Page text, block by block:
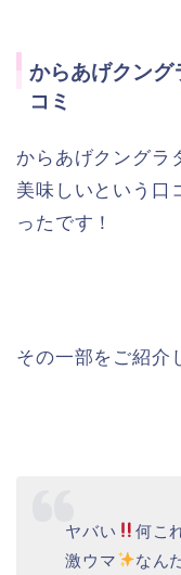
からあげクング
コミ
からあげクングラ
美味しいという口
ったです！
その一部をご紹介
ヤバい
何こ
激ウマ
なん